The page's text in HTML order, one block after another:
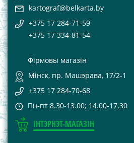
kartograf@belkarta.by
+375 17 284-71-59
+375 17 334-81-54
Фірмовы магазін
Мінск, пр. Машэрава, 17/2-1
+375 17 284-70-68
Пн-пт 8.30-13.00; 14.00-17.30
ІНТЭРНЭТ-МАГАЗІН